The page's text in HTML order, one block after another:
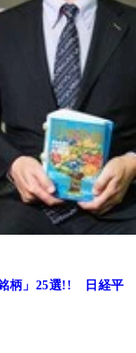
銘柄」25選!! 日経平